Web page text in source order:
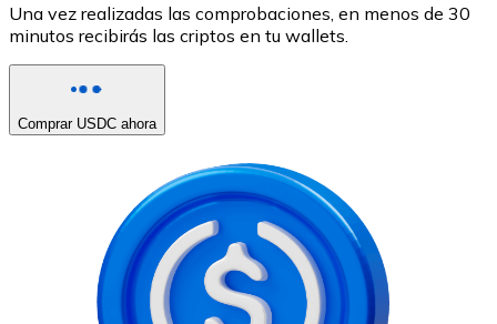
Una vez realizadas las comprobaciones, en menos de 30
minutos recibirás las criptos en tu wallets.
Comprar USDC ahora